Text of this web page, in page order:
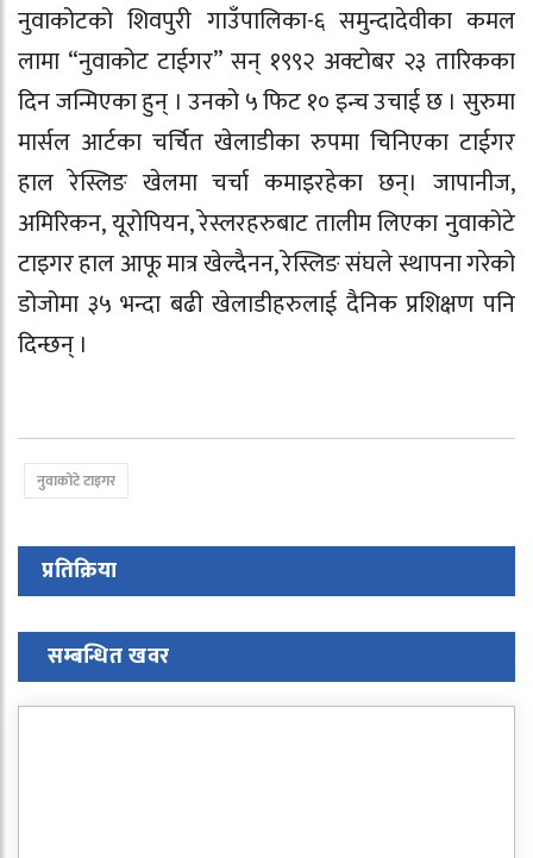
नुवाकोटको शिवपुरी गाउँपालिका-६ समुन्दादेवीका कमल
लामा “नुवाकोट टाईगर” सन् १९९२ अक्टोबर २३ तारिकका
दिन जन्मिएका हुन् । उनको ५ फिट १० इन्च उचाई छ । सुरुमा
मार्सल आर्टका चर्चित खेलाडीका रुपमा चिनिएका टाईगर
हाल रेस्लिङ खेलमा चर्चा कमाइरहेका छन्। जापानीज,
अमिरिकन, यूरोपियन, रेस्लरहरुबाट तालीम लिएका नुवाकोटे
टाइगर हाल आफू मात्र खेल्दैनन, रेस्लिङ संघले स्थापना गरेको
डोजोमा ३५ भन्दा बढी खेलाडीहरुलाई दैनिक प्रशिक्षण पनि
दिन्छन् ।
नुवाकोटे टाइगर
प्रतिक्रिया
सम्बन्धित खवर